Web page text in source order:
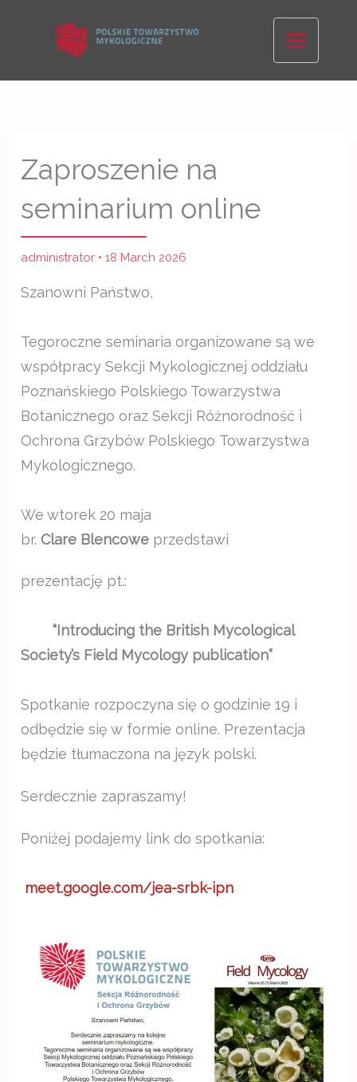
Zaproszenie na
seminarium online
administrator •18 March 2026
Szanowni Państwo,
Tegoroczne seminaria organizowane są we
współpracy Sekcji Mykologicznej oddziału
Poznańskiego Polskiego Towarzystwa
Botanicznego oraz Sekcji Różnorodność i
Ochrona Grzybów Polskiego Towarzystwa
Mykologicznego.
We wtorek 20 maja
br. Clare Blencowe przedstawi
prezentację pt.:
“Introducing the British Mycological
Society’s Field Mycology publication”
Spotkanie rozpoczyna się o godzinie 19 i
odbędzie się w formie online. Prezentacja
będzie tłumaczona na język polski.
Serdecznie zapraszamy!
Poniżej podajemy link do spotkania:
meet.google.com/jea-srbk-ipn